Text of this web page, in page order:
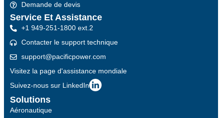
Solutions
Aéronautique
Demande de devis
Service Et Assistance
+1 949-251-1800 ext.2
Contacter le support technique
support@pacificpower.com
Visitez la page d'assistance mondiale
Suivez-nous sur LinkedIn